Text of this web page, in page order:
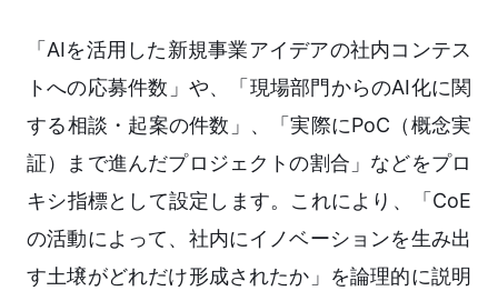
「AIを活用した新規事業アイデアの社内コンテス
トへの応募件数」や、「現場部門からのAI化に関
する相談・起案の件数」、「実際にPoC（概念実
証）まで進んだプロジェクトの割合」などをプロ
キシ指標として設定します。これにより、「CoE
の活動によって、社内にイノベーションを生み出
す土壌がどれだけ形成されたか」を論理的に説明